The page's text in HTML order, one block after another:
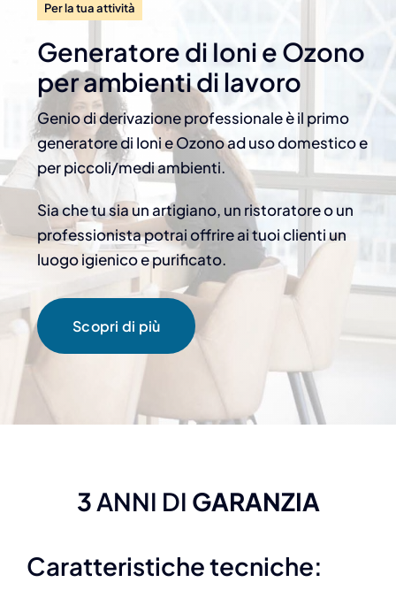
Per la tua attività
Generatore di Ioni e Ozono
per ambienti di lavoro
Genio di derivazione professionale è il primo
generatore di Ioni e Ozono ad uso domestico e
per piccoli/medi ambienti.
Sia che tu sia un artigiano, un ristoratore o un
professionista potrai offrire ai tuoi clienti un
luogo igienico e purificato.
Scopri di più
3 ANNI DI GARANZIA
Caratteristiche tecniche: